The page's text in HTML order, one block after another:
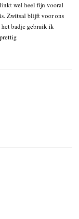
wel heel fijn vooral
Zwitsal blijft voor ons
het badje gebruik ik